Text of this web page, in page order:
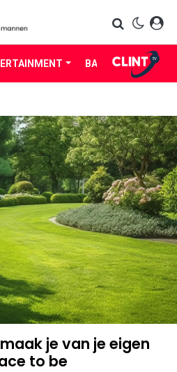
BABES LIFE
je van je eigen
to be